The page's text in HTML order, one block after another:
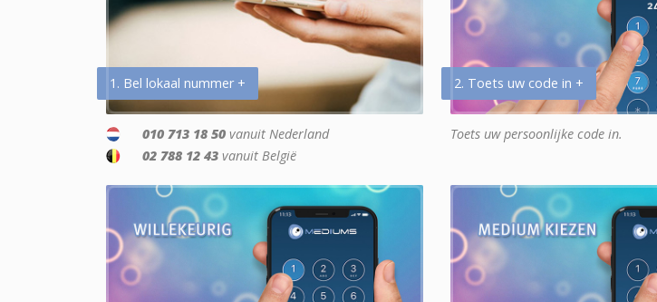
1. Bel lokaal nummer +
010 713 18 50 vanuit Nederland
02 788 12 43 vanuit België
2. Toets uw code in +
Toets uw persoonlijke code in.